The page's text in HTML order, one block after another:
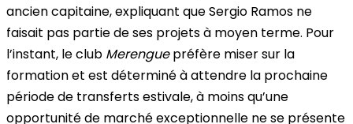
ancien capitaine, expliquant que Sergio Ramos ne
faisait pas partie de ses projets à moyen terme. Pour
l’instant, le club Merenguepréfère miser sur la
formation et est déterminé à attendre la prochaine
période de transferts estivale, à moins qu’une
opportunité de marché exceptionnelle ne se présente